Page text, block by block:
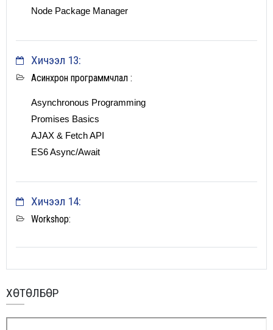
Node Package Manager
Хичээл 13:
Асинхрон программчлал :
Asynchronous Programming
Promises Basics
AJAX & Fetch API
ES6 Async/Await
Хичээл 14:
Workshop:
ХӨТӨЛБӨР